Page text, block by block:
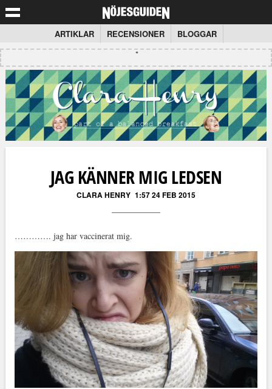
ARTIKLAR RECENSIONER BLOGGAR
JAG KÄNNER MIG LEDSEN
CLARA HENRY 1:57 24 FEB 2015
…………. jag har vaccinerat mig.